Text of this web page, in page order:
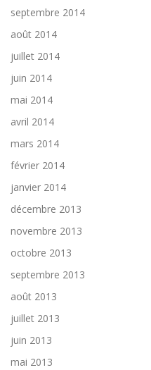
septembre 2014
août 2014
juillet 2014
juin 2014
mai 2014
avril 2014
mars 2014
février 2014
janvier 2014
décembre 2013
novembre 2013
octobre 2013
septembre 2013
août 2013
juillet 2013
juin 2013
mai 2013